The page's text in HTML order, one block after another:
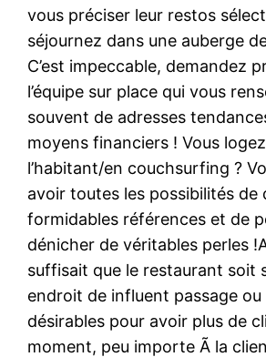
vous préciser leur restos
séjournez dans une auberge
C’est impeccable, demandez
l’équipe sur place qui vous
souvent de adresses
moyens financiers ! Vous
l’habitant/en couchsurfing ?
avoir toutes les possibilités de
formidables références et de
dénicher de véritables perles
suffisait que le restaurant soit
endroit de influent passage
désirables pour avoir plus de
moment, peu importe Ã la